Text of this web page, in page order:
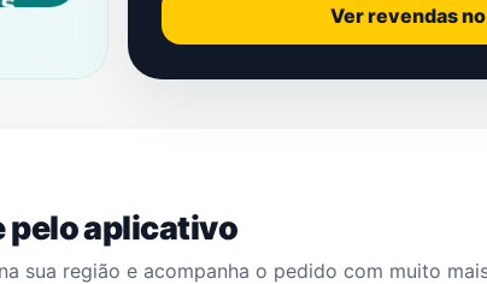
Ver revendas
pelo aplicativo
sua região e acompanha o pedido com muito